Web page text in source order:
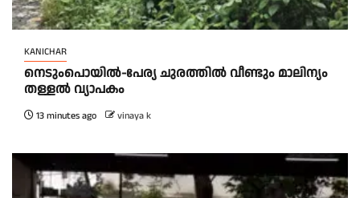
KANICHAR
നെടുംപൊയിൽ-പേര്യ ചുരത്തിൽ വീണ്ടും മാലിന്യം
തള്ളൽ വ്യാപകം
13 minutes ago vinaya k